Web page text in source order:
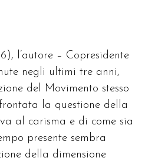
l’autore – Copresidente
negli ultimi tre anni,
del Movimento stesso
la questione della
al carisma e di come sia
presente sembra
della dimensione